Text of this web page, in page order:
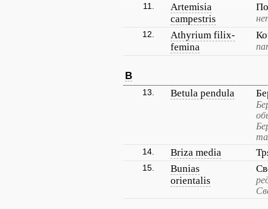
11.
Artemisia
campestris
12.
Athyrium filix-
femina
B
13. Betula pendula
14. Briza media
15.
Bunias
orientalis